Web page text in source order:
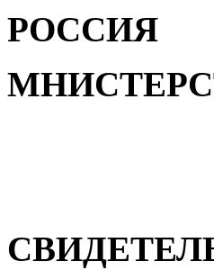
РОССИЯ